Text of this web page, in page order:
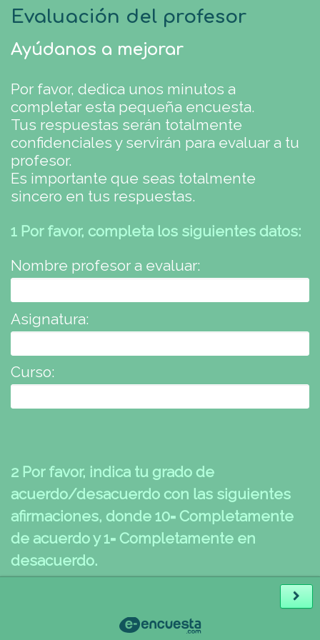
Evaluación del profesor
Ayúdanos a mejorar
Por favor, dedica unos minutos a
completar esta pequeña encuesta.
Tus respuestas serán totalmente
confidenciales y servirán para evaluar a tu
profesor.
Es importante que seas totalmente
sincero en tus respuestas.
1 Por favor, completa los siguientes datos:
Nombre profesor a evaluar:
Asignatura:
Curso:
2 Por favor, indica tu grado de
acuerdo/desacuerdo con las siguientes
afirmaciones, donde 10= Completamente
de acuerdo y 1= Completamente en
desacuerdo.